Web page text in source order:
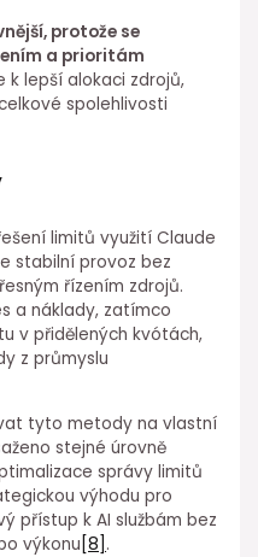
protože se
a prioritám
k lepší alokaci zdrojů,
spolehlivosti
limitů využití Claude
stabilní provoz bez
řízením zdrojů.
a⁣ náklady, zatímco
v přidělených kvótách,
z průmyslu
tyto metody na vlastní
stejné úrovně
⁤správy limitů
výhodu pro
přístup k AI službám bez
výkonu [8] .